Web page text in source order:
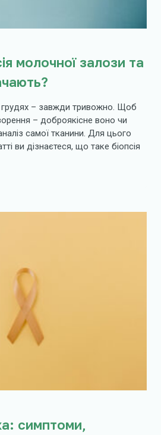
молочної залози та
грудях – завжди тривожно. Щоб
– доброякісне воно чи
самої тканини. Для цього
ви дізнаєтеся, що таке біопсія
симптоми,